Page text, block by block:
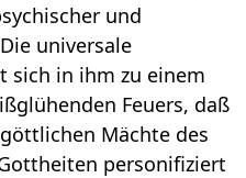
und
universale
sich in ihm zu einem
Feuers, daß
Mächte des
personifiziert